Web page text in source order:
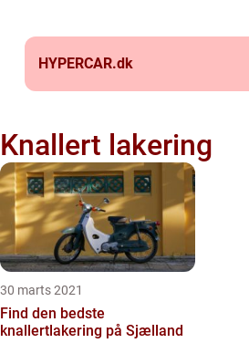
HYPERCAR.dk
Knallert lakering
30 marts 2021
Find den bedste
knallertlakering på Sjælland